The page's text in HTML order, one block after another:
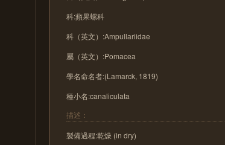
科:蘋果螺科
科（英文）:Ampullariidae
屬（英文）:Pomacea
學名命名者:(Lamarck, 1819)
種小名:canaliculata
描述：
製備過程:乾燥 (in dry)